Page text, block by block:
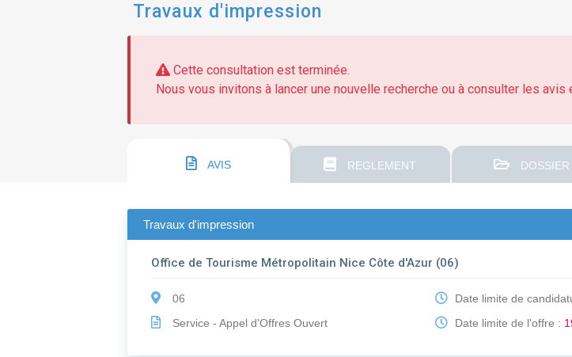
Travaux d'impression
Cette consultation est terminée.
Nous vous invitons à lancer une nouvelle recherche ou à consulter les
AVIS REGLEMENT DOSSIER
Travaux d'impression
Office de Tourisme Métropolitain Nice Côte d'Azur (06)
06
Service - Appel d'Offres Ouvert
Date limite de
Date limite de l'offre :